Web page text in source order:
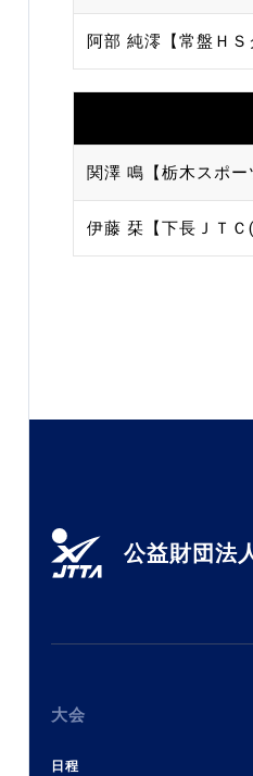
アンチ・ドーピング
会
スポーツ振興くじ助成
等
加盟団体登録人数
関連組織一覧
阿部 純澪【常盤ＨＳ
関澤 鳴【栃木スポー
伊藤 栞【下長ＪＴＣ(
公益財団法
大会
日程